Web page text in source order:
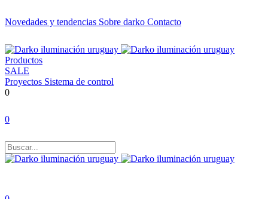
Novedades y tendencias Sobre darko Contacto
Productos
SALE
Proyectos Sistema de control
0
0